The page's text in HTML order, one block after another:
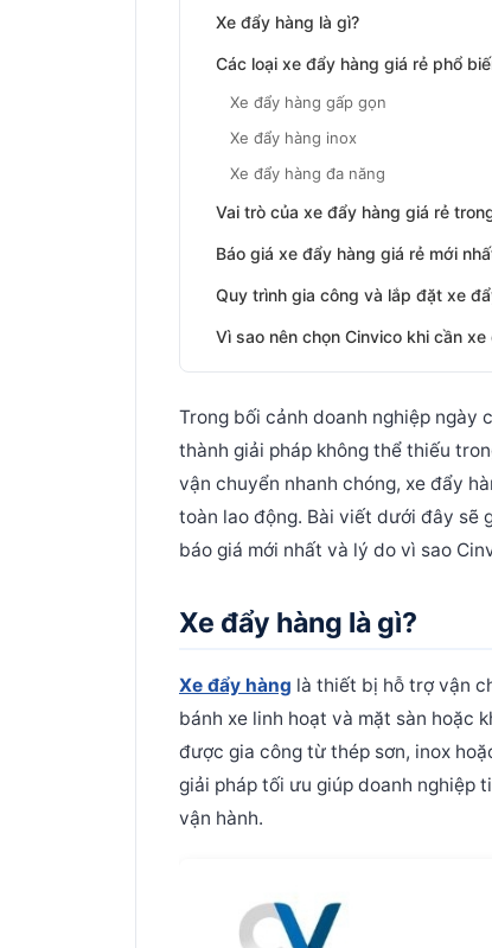
Xe đẩy hàng là gì?
Các loại xe đẩy hàng giá rẻ phổ
Xe đẩy hàng gấp gọn
Xe đẩy hàng inox
Xe đẩy hàng đa năng
Vai trò của xe đẩy hàng giá rẻ
Báo giá xe đẩy hàng giá rẻ mới
Quy trình gia công và lắp đặt xe
Vì sao nên chọn Cinvico khi cần xe
Trong bối cảnh doanh nghiệp ngày
thành giải pháp không thể thiếu
vận chuyển nhanh chóng, xe đẩy
toàn lao động. Bài viết dưới đây sẽ
báo giá mới nhất và lý do vì sao
Xe đẩy hàng là gì?
Xe đẩy hàng là thiết bị hỗ trợ vận
bánh xe linh hoạt và mặt sàn hoặc
được gia công từ thép sơn, inox
giải pháp tối ưu giúp doanh nghiệp
vận hành.